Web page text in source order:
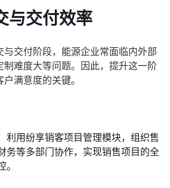
与交付效率
交付阶段，能源企业常面临内外部
制难度大等问题。因此，提升这一阶
满意度的关键。
利用纷享销客项目管理模块，组织售
务等多部门协作，实现销售项目的全